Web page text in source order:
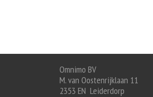
Omnimo BV
M. van Oostenrijklaan 11
2353 EN Leiderdorp